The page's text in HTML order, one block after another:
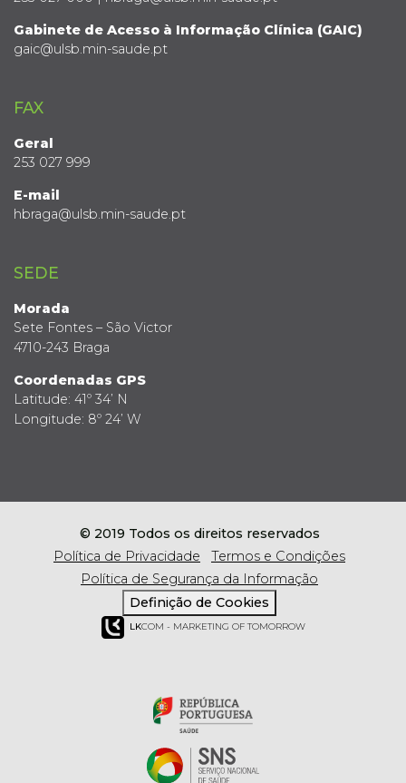
Gabinete de Acesso à Informação Clínica (GAIC)
gaic@ulsb.min-saude.pt
FAX
Geral
253 027 999
E-mail
hbraga@ulsb.min-saude.pt
SEDE
Morada
Sete Fontes – São Victor
4710-243 Braga
Coordenadas GPS
Latitude: 41º 34’ N
Longitude: 8º 24’ W
© 2019 Todos os direitos reservados
Política de Privacidade
Termos e Condições
Política de Segurança da Informação
Definição de Cookies
LKCOM - MARKETING OF TOMORROW